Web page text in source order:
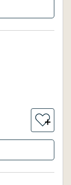
＋